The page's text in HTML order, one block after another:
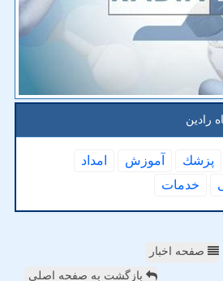
رادین
پزشك آموزش
امداد
خدمات
صفحه اخبار
بازگشت به صفحه اصلی